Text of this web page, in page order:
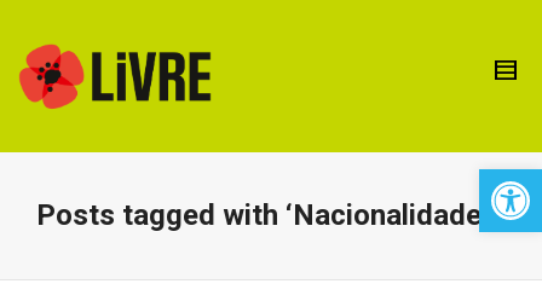
Posts tagged with ‘Nacionalidade’